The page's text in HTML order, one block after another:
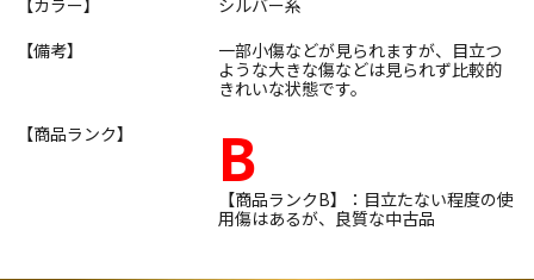
【カラー】
シルバー系
【備考】
一部小傷などが見られますが、目立つ
ような大きな傷などは見られず比較的
きれいな状態です。
【商品ランク】
B
【商品ランクB】：目立たない程度の使
用傷はあるが、良質な中古品